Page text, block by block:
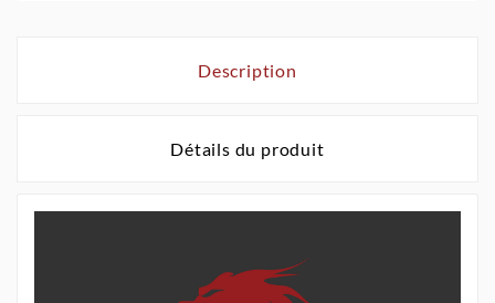
Description
Détails du produit